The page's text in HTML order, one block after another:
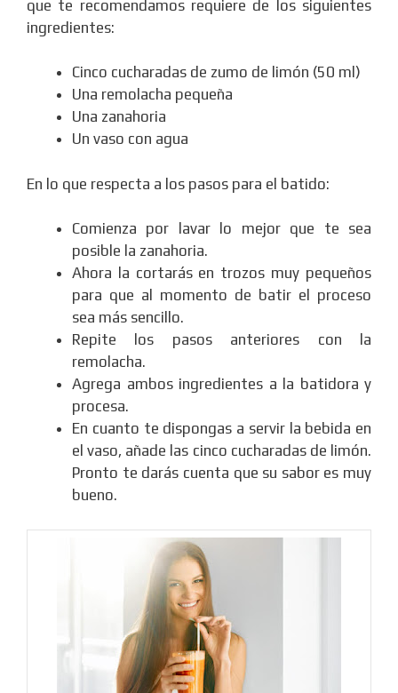
que te recomendamos requiere de los siguientes
ingredientes:
Cinco cucharadas de zumo de limón (50 ml)
Una remolacha pequeña
Una zanahoria
Un vaso con agua
En lo que respecta a los pasos para el batido:
Comienza por lavar lo mejor que te sea
posible la zanahoria.
Ahora la cortarás en trozos muy pequeños
para que al momento de batir el proceso
sea más sencillo.
Repite los pasos anteriores con la
remolacha.
Agrega ambos ingredientes a la batidora y
procesa.
En cuanto te dispongas a servir la bebida en
el vaso, añade las cinco cucharadas de limón.
Pronto te darás cuenta que su sabor es muy
bueno.